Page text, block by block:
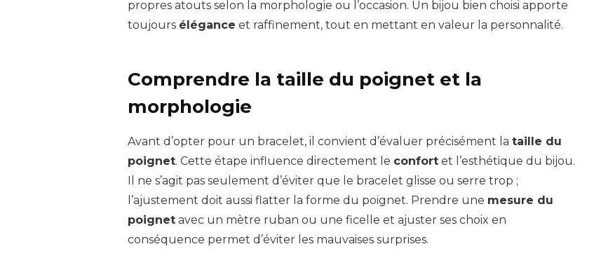
propres atouts selon la morphologie ou l’occasion. Un bijou bien choisi apporte
toujours élégance et raffinement, tout en mettant en valeur la personnalité.
Comprendre la taille du poignet et la
morphologie
Avant d’opter pour un bracelet, il convient d’évaluer précisément la taille du
poignet. Cette étape influence directement le confortet l’esthétique du bijou.
Il ne s’agit pas seulement d’éviter que le bracelet glisse ou serre trop ;
l’ajustement doit aussi flatter la forme du poignet. Prendre une mesure du
poignetavec un mètre ruban ou une ficelle et ajuster ses choix en
conséquence permet d’éviter les mauvaises surprises.